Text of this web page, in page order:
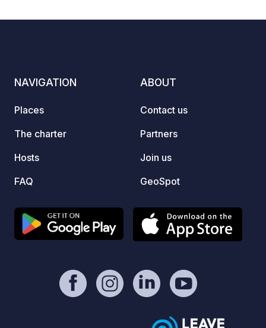
NAVIGATION
Places
The charter
Hosts
FAQ
ABOUT
Contact us
Partners
Join us
GeoSpot